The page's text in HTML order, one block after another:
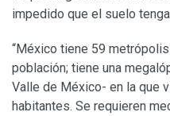
impedido que el suelo
“México tiene 59
población; tiene una
Valle de México- en la que
habitantes. Se requieren